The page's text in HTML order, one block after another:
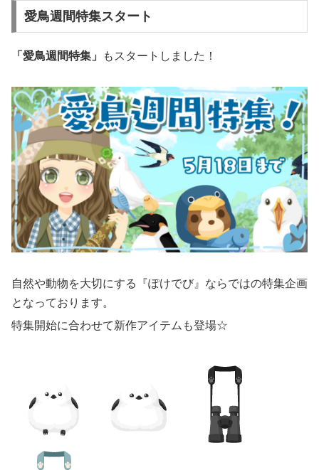
愛鳥週間特集スタート
「愛鳥週間特集」 もスタートしました！
自然や動物を大切にする『ぽけでび』ならではの特集企画
となっております。
特集開始に合わせて新作アイテムも登場☆